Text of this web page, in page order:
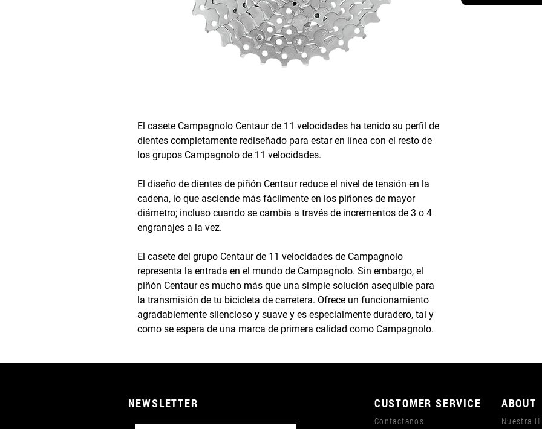
El casete Campagnolo Centaur de 11 velocidades ha tenido su perfil de
dientes completamente rediseñado para estar en línea con el resto de
los grupos Campagnolo de 11 velocidades.
El diseño de dientes de piñón Centaur reduce el nivel de tensión en la
cadena, lo que asciende más fácilmente en los piñones de mayor
diámetro; incluso cuando se cambia a través de incrementos de 3 o 4
engranajes a la vez.
El casete del grupo Centaur de 11 velocidades de Campagnolo
representa la entrada en el mundo de Campagnolo. Sin embargo, el
piñón Centaur es mucho más que una simple solución asequible para
la transmisión de tu bicicleta de carretera. Ofrece un funcionamiento
agradablemente silencioso y suave y es especialmente duradero, tal y
como se espera de una marca de primera calidad como Campagnolo.
NEWSLETTER CUSTOMER SERVICE
Contactanos
ABOUT
Nuestra